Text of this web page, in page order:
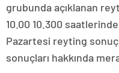
grubunda açıklanan
10.00 10.300
Pazartesi reyting
sonuçları hakkında